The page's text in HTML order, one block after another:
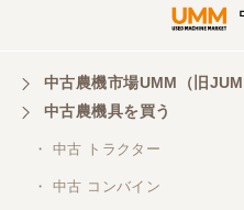
対応も、よくしてく
三重県／山本
対応ありがとうござ
中古農機市場UMM（旧JUM
中古農機具を買う
・ 中古 トラクター
・ 中古 コンバイン